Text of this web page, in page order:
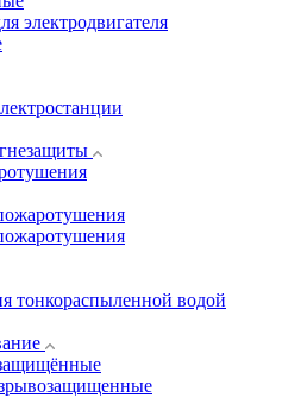
электродвигателя
тонкораспыленной водой